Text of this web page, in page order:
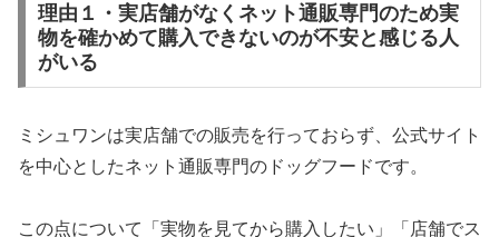
理由１・実店舗がなくネット通販専門のため実
物を確かめて購入できないのが不安と感じる人
がいる
ミシュワンは実店舗での販売を行っておらず、公式サイト
を中心としたネット通販専門のドッグフードです。
この点について「実物を見てから購入したい」「店舗でス